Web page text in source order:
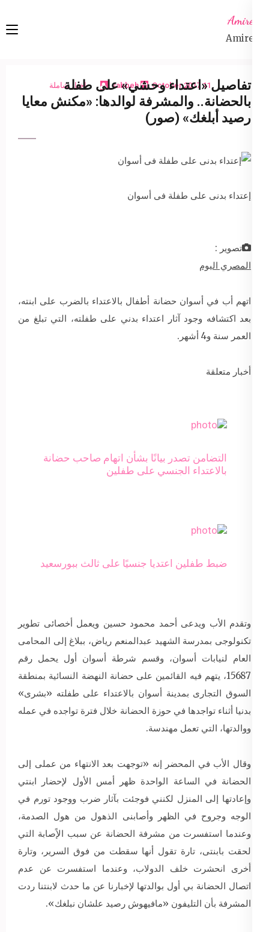
content
Amireta
Amireta
11 October 2017
sabbeh اخبار شاملة
تفاصيل «اعتداء وحشي» على طفلة
بالحضانة.. والمشرفة لوالدها: «مكنش معايا
رصيد أبلغك» (صور)
إعتداء بدنى على طفلة فى أسوان
تصوير :
المصري اليوم
اتهم أب في أسوان حضانة أطفال بالاعتداء بالضرب على ابنته،
بعد اكتشافه وجود آثار اعتداء بدني على طفلته، التي تبلغ من
العمر سنة و4 أشهر.
أخبار متعلقة
التضامن تصدر بيانًا بشأن اتهام صاحب حضانة
بالاعتداء الجنسي على طفلين
ضبط طفلين اعتديا جنسيًا على ثالث ببورسعيد
وتقدم الأب ويدعى أحمد محمود حسين ويعمل أخصائى تطوير
تكنولوجى بمدرسة الشهيد عبدالمنعم رياض، ببلاغ إلى المحامى
العام لنيابات أسوان، وقسم شرطة أسوان أول يحمل رقم
15687، يتهم فيه القائمين على حضانة النهضة النسائية بمنطقة
السوق التجارى بمدينة أسوان بالاعتداء على طفلته «بشرى»
بدنيا أثناء تواجدها في حوزة الحضانة خلال فترة تواجده في عمله
ووالدتها، التي تعمل مهندسة.
وقال الأب في المحضر إنه «توجهت بعد الانتهاء من عملى إلى
الحضانة في الساعة الواحدة ظهر أمس الأول لإحضار ابنتي
وإعادتها إلى المنزل لكنني فوجئت بآثار ضرب ووجود تورم في
الوجه وجروح في الظهر وأصابنى الذهول من هول الصدمة،
وعندما استفسرت من مشرفة الحضانة عن سبب الإًصابة التي
لحقت بابنتى، تارة تقول أنها سقطت من فوق السرير، وتارة
أخرى انحشرت خلف الدولاب، وعندما استفسرت عن عدم
اتصال الحضانة بي أول بوالدتها لإخبارنا عن ما حدث لابنتنا ردت
المشرفة بأن التليفون «مافيهوش رصيد علشان نبلغك».